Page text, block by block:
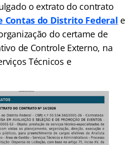
o extrato do contrato
Contas do Distrito Federal e
do certame de
de Controle Externo, na
Técnicos e